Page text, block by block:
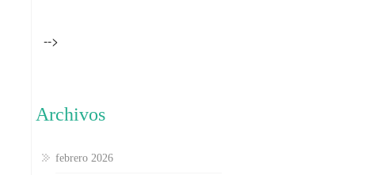
-->
Archivos
febrero 2026